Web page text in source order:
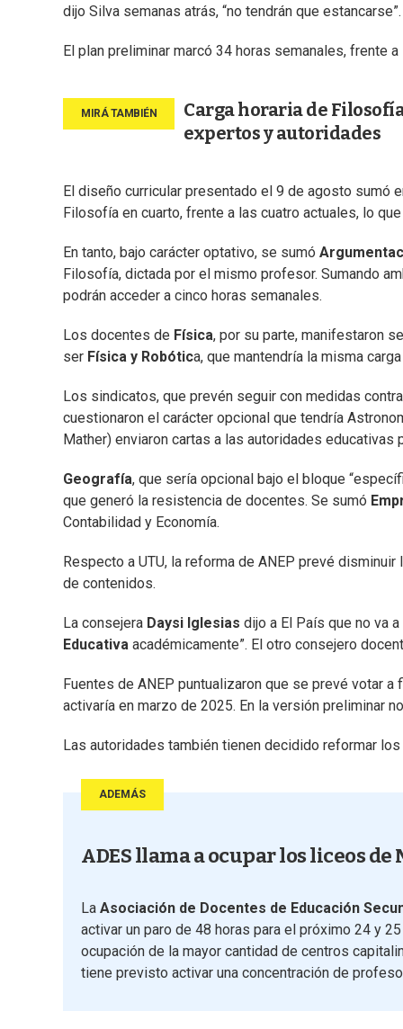
dijo Silva semanas atrás, “no tendrán que estancarse”.
El plan preliminar marcó 34 horas semanales, frente
Carga horaria de
expertos y autoridades
El diseño curricular presentado el 9 de agosto sumó
Filosofía en cuarto, frente a las cuatro actuales, lo
En tanto, bajo carácter optativo, se sumó
Filosofía, dictada por el mismo profesor. Sumando
podrán acceder a cinco horas semanales.
Los docentes de Física, por su parte, manifestaron
ser Física y Robótica, que mantendría la misma
Los sindicatos, que prevén seguir con medidas
cuestionaron el carácter opcional que tendría
Mather) enviaron cartas a las autoridades educativas
Geografía, que sería opcional bajo el bloque
que generó la resistencia de docentes. Se sumó
Contabilidad y Economía.
Respecto a UTU, la reforma de ANEP prevé
de contenidos.
La consejera Daysi Iglesias dijo a El País que no va
Educativa académicamente”. El otro consejero
Fuentes de ANEP puntualizaron que se prevé votar
activaría en marzo de 2025. En la versión preliminar
Las autoridades también tienen decidido reformar
ADEMÁS
ADES llama a ocupar los liceos de
La Asociación de Docentes de Educación
activar un paro de 48 horas para el próximo 24 y
ocupación de la mayor cantidad de centros
tiene previsto activar una concentración de